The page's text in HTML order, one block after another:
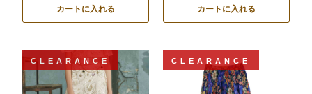
カートに入れる カートに入れる
CLEARANCE CLEARANCE